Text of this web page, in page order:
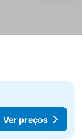
Ver preços